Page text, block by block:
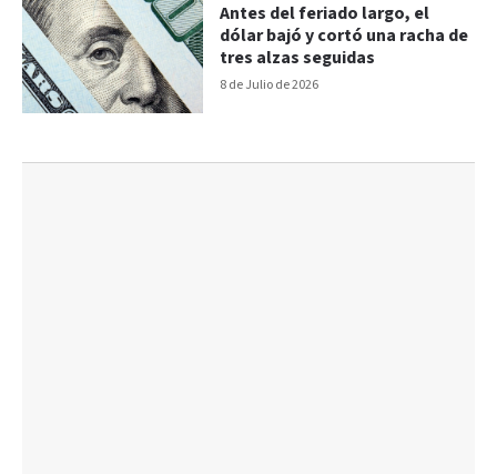
8 de Julio de 2026
Antes del feriado largo, el
dólar bajó y cortó una racha de
tres alzas seguidas